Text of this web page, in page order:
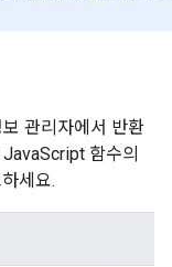
관리자에서 반환
함수의
세요.